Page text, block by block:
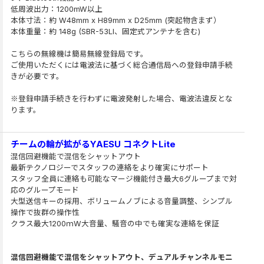
低周波出力：1200mW以上
本体寸法：約 W48mm x H89mm x D25mm (突起物含まず）
本体重量：約 148g (SBR-53LI、固定式アンテナを含む)
こちらの無線機は簡易無線登録局です。
ご使用いただくには電波法に基づく総合通信局への登録申請手続
きが必要です。
※登録申請手続きを行わずに電波発射した場合、電波法違反とな
ります。
チームの輪が拡がるYAESU コネクトLite
混信回避機能で混信をシャットアウト
最新テクノロジーでスタッフの連絡をより確実にサポート
スタッフ全員に連絡も可能なマージ機能付き最大6グループまで対
応のグループモード
大型送信キーの採用、ボリュームノブによる音量調整、シンプル
操作で抜群の操作性
クラス最大1200ｍW大音量、騒音の中でも確実な連絡を保証
混信回避機能で混信をシャットアウト、デュアルチャンネルモニ